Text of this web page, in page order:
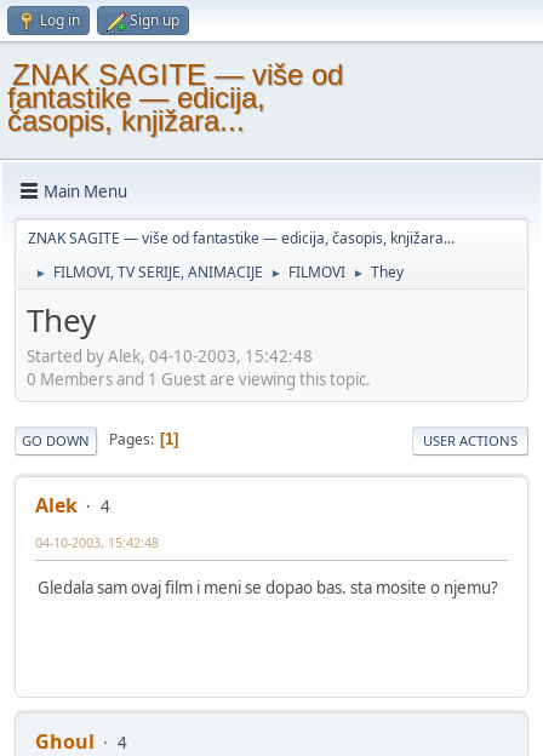
Log in Sign up
ZNAK SAGITE — više od
fantastike — edicija,
časopis, knjižara...
Main Menu
ZNAK SAGITE — više od fantastike — edicija, časopis, knjižara...
► FILMOVI, TV SERIJE, ANIMACIJE ► FILMOVI ► They
They
Started by Alek, 04-10-2003, 15:42:48
0 Members and 1 Guest are viewing this topic.
GO DOWN Pages 1 USER ACTIONS
Alek 4
04-10-2003, 15:42:48
Gledala sam ovaj film i meni se dopao bas. sta mosite o njemu?
Ghoul
4